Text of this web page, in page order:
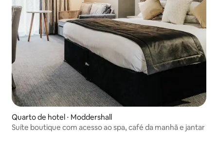
Quarto de hotel ⋅ Moddershall
Suíte boutique com acesso ao spa, café da manhã e jantar